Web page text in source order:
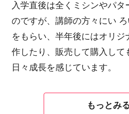
入学直後は全くミシンやパタ
のですが、講師の方々にい
をもらい、半年後にはオリジ
作したり、販売して購入して
日々成長を感じています。
もっとみ